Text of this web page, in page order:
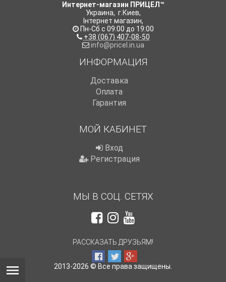
Интернет-магазин ПРИЦЕЛ™
Украина, г.Киев,
Інтернет магазин,
Пн-Сб с 09:00 до 19:00
+38 (067) 407-08-50
info@pricel.in.ua
ИНФОРМАЦИЯ
Доставка
Оплата
Гарантия
МОЙ КАБИНЕТ
Вход
Регистрация
МЫ В СОЦ. СЕТЯХ
РАССКАЗАТЬ ДРУЗЬЯМ!
2013-2026 © Все права защищены.